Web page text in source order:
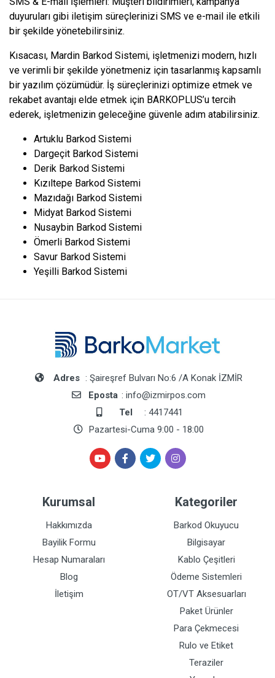
duyuruları gibi iletişim süreçlerinizi SMS ve e-mail ile etkili
bir şekilde yönetebilirsiniz.
Kısacası, Mardin Barkod Sistemi, işletmenizi modern, hızlı
ve verimli bir şekilde yönetmeniz için tasarlanmış kapsamlı
bir yazılım çözümüdür. İş süreçlerinizi optimize etmek ve
rekabet avantajı elde etmek için BARKOPLUS’u tercih
ederek, işletmenizin geleceğine güvenle adım atabilirsiniz.
Artuklu Barkod Sistemi
Dargeçit Barkod Sistemi
Derik Barkod Sistemi
Kızıltepe Barkod Sistemi
Mazıdağı Barkod Sistemi
Midyat Barkod Sistemi
Nusaybin Barkod Sistemi
Ömerli Barkod Sistemi
Savur Barkod Sistemi
Yeşilli Barkod Sistemi
Adres : Şaireşref Bulvarı No:6 /A Konak İZMİR
Eposta : info@izmirpos.com
Tel
: 4417441
Pazartesi-Cuma 9:00 - 18:00
Kurumsal
Hakkımızda
Bayilik Formu
Hesap Numaraları
Blog
İletişim
Kategoriler
Barkod Okuyucu
Bilgisayar
Kablo Çeşitleri
Ödeme Sistemleri
OT/VT Aksesuarları
Paket Ürünler
Para Çekmecesi
Rulo ve Etiket
Teraziler